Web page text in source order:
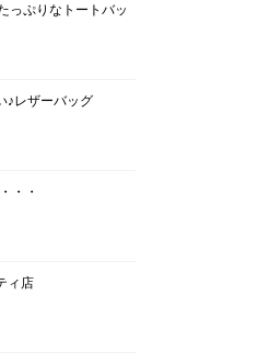
っぷりなトートバッ
♪レザーバッグ
・・
ィ店